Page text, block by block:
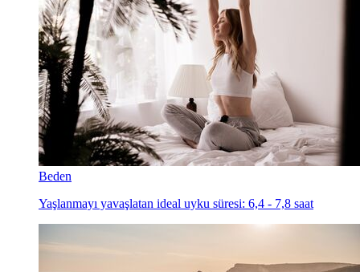
Beden
Yaşlanmayı yavaşlatan ideal uyku süresi: 6,4 - 7,8 saat